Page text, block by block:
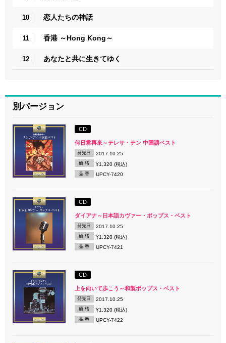
10 恋人たちの神話
11 香港 ～Hong Kong～
12 あなたと共に生きてゆく
別バージョン
CD
何日君再來～テレサ・テン 中国語ベスト
発売日 2017.10.25
価 格 ¥1,320 (税込)
品 番 UPCY-7420
CD
ダイアナ～日本語カヴァー・ポップス・ベスト
発売日 2017.10.25
価 格 ¥1,320 (税込)
品 番 UPCY-7421
CD
上を向いて歩こう～和製ポップス・ベスト
発売日 2017.10.25
価 格 ¥1,320 (税込)
品 番 UPCY-7422